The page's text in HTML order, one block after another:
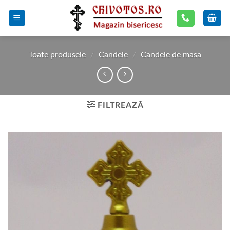
Toate produsele / Candele / Candele de masa
FILTREAZĂ